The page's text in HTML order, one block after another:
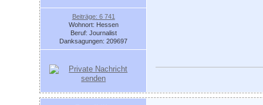
Beiträge: 6 741
Wohnort: Hessen
Beruf: Journalist
Danksagungen: 209697